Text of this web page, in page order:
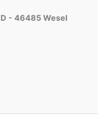
D - 46485 Wesel